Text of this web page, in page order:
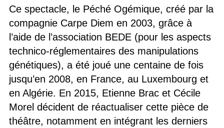
Ce spectacle, le Péché Ogémique, créé par la
compagnie Carpe Diem en 2003, grâce à
l’aide de l’association BEDE (pour les aspects
technico-réglementaires des manipulations
génétiques), a été joué une centaine de fois
jusqu’en 2008, en France, au Luxembourg et
en Algérie. En 2015, Etienne Brac et Cécile
Morel décident de réactualiser cette pièce de
théâtre, notamment en intégrant les derniers